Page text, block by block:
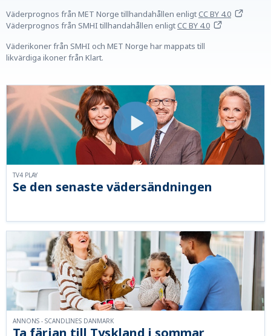
Väderprognos från MET Norge tillhandahållen enligtCC BY 4.0
Väderprognos från SMHI tillhandahållen enligtCC BY 4.0
Väderikoner från SMHI och MET Norge har mappats till
likvärdiga ikoner från Klart.
Se den senaste vädersändningen
TV4 PLAY
ANNONS - SCANDLINES DANMARK